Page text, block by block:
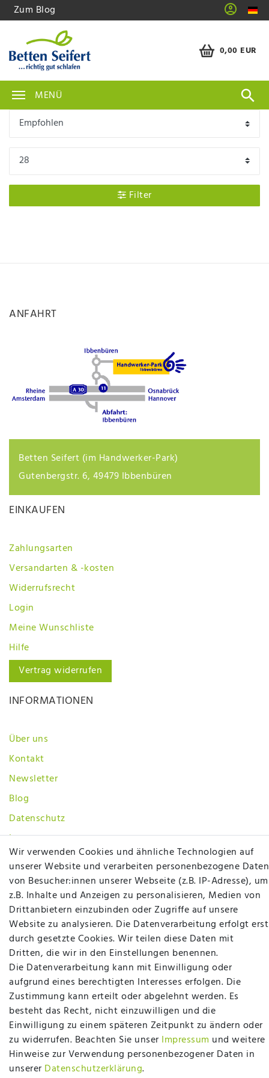
Zum Blog
0,00 EUR
MENÜ
Filter
ANFAHRT
Betten Seifert (im Handwerker-Park)
Gutenbergstr. 6, 49479 Ibbenbüren
EINKAUFEN
Zahlungsarten
Versandarten & -kosten
Widerrufsrecht
Login
Meine Wunschliste
Hilfe
Vertrag widerrufen
INFORMATIONEN
Über uns
Kontakt
Newsletter
Blog
Datenschutz
Impressum
AGB
SOCIAL
Betten Seifert – Ihr Fachgeschäft für Betten,
Matratzen, Bettwaren & mehr in Ibbenbüren. Sie
möchten richtig gut schlafen, legen Wert auf
qualitativ hochwertige Produkte und eine solide
Fachberatung für Matratzen und andere
Bettwaren? Dann sind Sie bei uns genau richtig.
Ob online oder vor Ort im Fachgeschäft in
Wir verwenden Cookies und ähnliche Technologien auf
unserer Website und verarbeiten personenbezogene Daten
von Besucher:innen unserer Webseite (z.B. IP-Adresse), um
z.B. Inhalte und Anzeigen zu personalisieren, Medien von
Drittanbietern einzubinden oder Zugriffe auf unsere
Website zu analysieren. Die Datenverarbeitung erfolgt erst
durch gesetzte Cookies. Wir teilen diese Daten mit
Dritten, die wir in den Einstellungen benennen.
Die Datenverarbeitung kann mit Einwilligung oder
aufgrund eines berechtigten Interesses erfolgen. Die
Zustimmung kann erteilt oder abgelehnt werden. Es
besteht das Recht, nicht einzuwilligen und die
Einwilligung zu einem späteren Zeitpunkt zu ändern oder
zu widerrufen. Beachten Sie unser Impressum und weitere
Hinweise zur Verwendung personenbezogener Daten in
unserer Daten­schutz­erklärung.